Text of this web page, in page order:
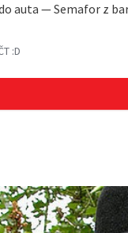
auta — Semafor z
:D